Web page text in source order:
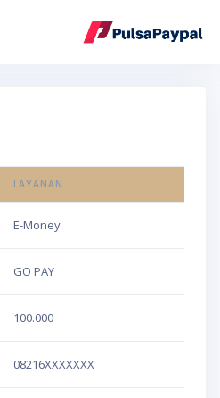
LAYANAN
E-Money
GO PAY
100.000
08216XXXXXXX